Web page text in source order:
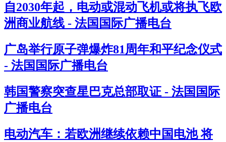
自2030年起，电动或混动飞机或将执飞欧
洲商业航线 - 法国国际广播电台
广岛举行原子弹爆炸81周年和平纪念仪式
- 法国国际广播电台
韩国警察突查星巴克总部取证 - 法国国际
广播电台
电动汽车：若欧洲继续依赖中国电池 将